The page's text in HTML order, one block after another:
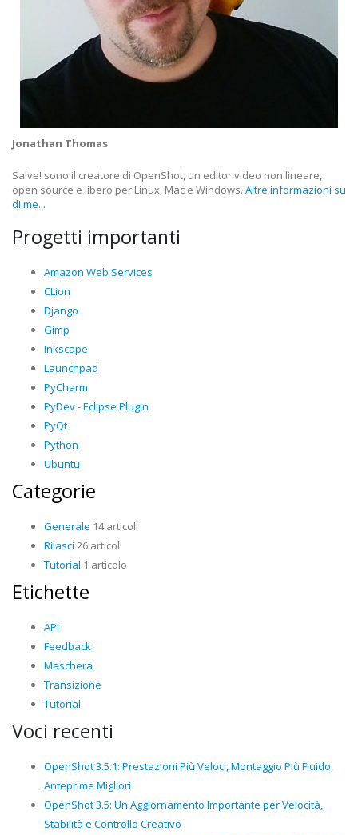
Jonathan Thomas
Salve! sono il creatore di OpenShot, un editor video non lineare,
open source e libero per Linux, Mac e Windows. Altre informazioni su
di me...
Progetti importanti
Amazon Web Services
CLion
Django
Gimp
Inkscape
Launchpad
PyCharm
PyDev - Eclipse Plugin
PyQt
Python
Ubuntu
Categorie
Generale 14 articoli
Rilasci 26 articoli
Tutorial 1 articolo
Etichette
API
Feedback
Maschera
Transizione
Tutorial
Voci recenti
OpenShot 3.5.1: Prestazioni Più Veloci, Montaggio Più Fluido,
Anteprime Migliori
OpenShot 3.5: Un Aggiornamento Importante per Velocità,
Stabilità e Controllo Creativo